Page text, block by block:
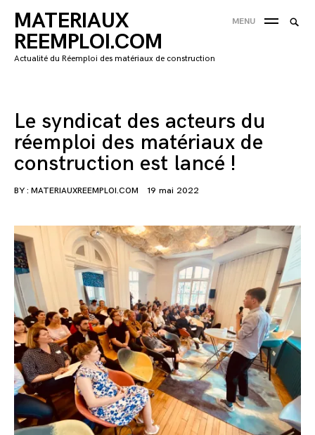
Skip
to
content
MATERIAUX
REEMPLOI.COM
Actualité du Réemploi des matériaux de construction
MENU
Le syndicat des acteurs du
réemploi des matériaux de
construction est lancé !
BY : MATERIAUXREEMPLOI.COM 19 mai 2022